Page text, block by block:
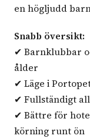
en högljudd
Snabb översikt:
✔ Barnklubbar
ålder
✔ Läge i
✔ Fullständigt
✔ Bättre för
körning runt ön